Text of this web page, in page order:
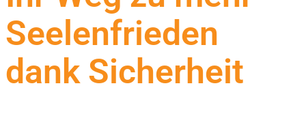
Seelenfrieden
dank Sicherheit